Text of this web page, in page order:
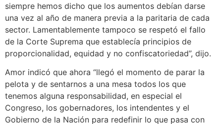
siempre hemos dicho que los aumentos debían darse
una vez al año de manera previa a la paritaria de cada
sector. Lamentablemente tampoco se respetó el fallo
de la Corte Suprema que establecía principios de
proporcionalidad, equidad y no confiscatoriedad”, dijo.
Amor indicó que ahora “llegó el momento de parar la
pelota y de sentarnos a una mesa todos los que
tenemos alguna responsabilidad, en especial el
Congreso, los gobernadores, los intendentes y el
Gobierno de la Nación para redefinir lo que pasa con